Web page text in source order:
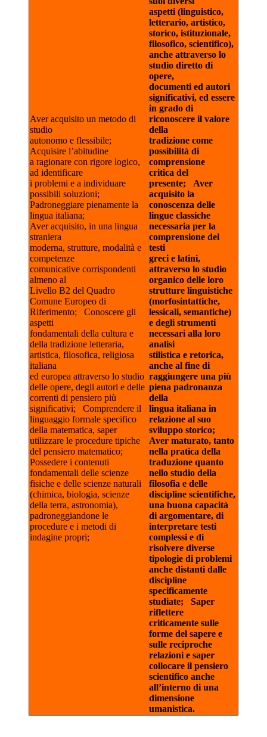
Aver acquisito un metodo di
studio
autonomo e flessibile;
Acquisire l’abitudine
a ragionare con rigore logico,
ad identificare
i problemi e a individuare
possibili soluzioni;
Padroneggiare pienamente la
lingua italiana;
Aver acquisito, in una lingua
straniera
moderna, strutture, modalità e
competenze
comunicative corrispondenti
almeno al
Livello B2 del Quadro
Comune Europeo di
Riferimento; Conoscere gli
aspetti
fondamentali della cultura e
della tradizione letteraria,
artistica, filosofica, religiosa
italiana
ed europea attraverso lo studio
delle opere, degli autori e delle
correnti di pensiero più
significativi; Comprendere il
linguaggio formale specifico
della matematica, saper
utilizzare le procedure tipiche
del pensiero matematico;
Possedere i contenuti
fondamentali delle scienze
fisiche e delle scienze naturali
(chimica, biologia, scienze
della terra, astronomia),
padroneggiandone le
procedure e i metodi di
indagine propri;
aspetti (linguistico,
letterario, artistico,
storico, istituzionale,
filosofico, scientifico),
anche attraverso lo
studio diretto di
opere,
documenti ed autori
significativi, ed essere
in grado di
riconoscere il valore
della
tradizione come
possibilità di
comprensione
critica del
presente;
Aver
acquisito la
conoscenza delle
lingue classiche
necessaria per la
comprensione dei
testi
greci e latini,
attraverso lo studio
organico delle loro
strutture linguistiche
(morfosintattiche,
lessicali, semantiche)
e degli strumenti
necessari alla loro
analisi
stilistica e retorica,
anche al fine di
raggiungere una più
piena padronanza
della
lingua italiana in
relazione al suo
sviluppo storico;
Aver maturato, tanto
nella pratica della
traduzione quanto
nello studio della
filosofia e delle
discipline scientifiche,
una buona capacità
di argomentare, di
interpretare testi
complessi e di
risolvere diverse
tipologie di problemi
anche distanti dalle
discipline
specificamente
studiate;
Saper
riflettere
criticamente sulle
forme del sapere e
sulle reciproche
relazioni e saper
collocare il pensiero
scientifico anche
all’interno di una
dimensione
umanistica.